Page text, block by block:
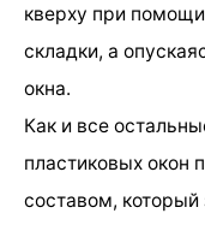
кверху при
складки, а
окна.
Как и все
пластиковых окон
составом,